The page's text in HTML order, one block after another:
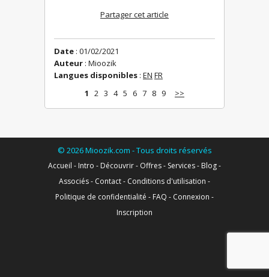
Partager cet article
Date : 01/02/2021
Auteur : Mioozik
Langues disponibles : EN FR
1
2 3 4 5 6 7 8 9 >>
© 2026Mioozik.com - Tous droits réservés
Accueil - Intro - Découvrir- Offres- Services- Blog-
Associés- Contact- Conditions d'utilisation -
Politique de confidentialité - FAQ - Connexion -
Inscription